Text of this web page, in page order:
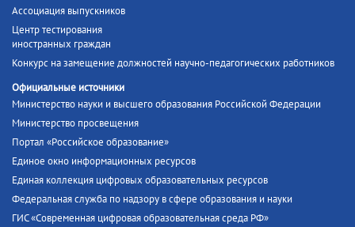
Ассоциация выпускников
Центр тестирования
иностранных граждан
Конкурс на замещение должностей научно-педагогических работников
Официальные источники
Министерство науки и высшего образования Российской Федерации
Министерство просвещения
Портал «Российское образование»
Единое окно информационных ресурсов
Единая коллекция цифровых образовательных ресурсов
Федеральная служба по надзору в сфере образования и науки
ГИС «Современная цифровая образовательная среда РФ»